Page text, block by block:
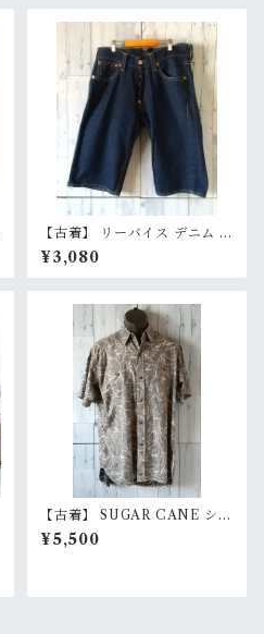
【古着】 リーバイス デニム シ
ョートパンツ W33（ウエスト
85cm） 濃紺 インディゴ シン
チバックハーフパンツ Levi's
¥3,080
【古着】 SUGAR CANE シュ
ガーケーン 半袖 アロハシャツ
L グレー 総柄 アースカラー か
¥5,500